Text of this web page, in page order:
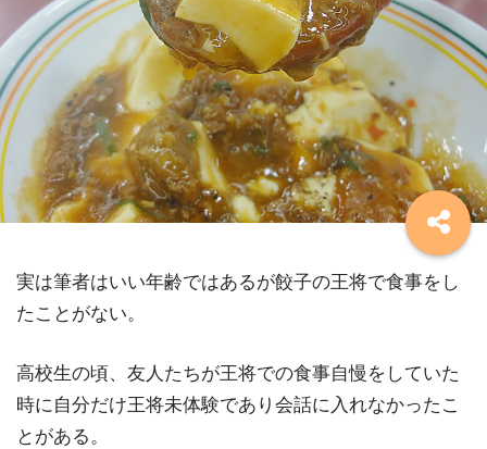
実は筆者はいい年齢ではあるが餃子の王将で食事をし
たことがない。
高校生の頃、友人たちが王将での食事自慢をしていた
時に自分だけ王将未体験であり会話に入れなかったこ
とがある。